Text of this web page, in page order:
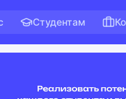
Студентам